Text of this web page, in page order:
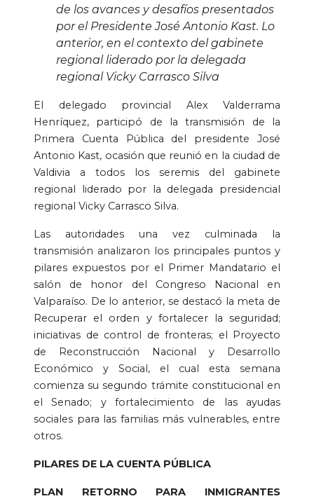
de los avances y desafíos presentados
por el Presidente José Antonio Kast. Lo
anterior, en el contexto del gabinete
regional liderado por la delegada
regional Vicky Carrasco Silva
El delegado provincial Alex Valderrama
Henríquez, participó de la transmisión de la
Primera Cuenta Pública del presidente José
Antonio Kast, ocasión que reunió en la ciudad de
Valdivia a todos los seremis del gabinete
regional liderado por la delegada presidencial
regional Vicky Carrasco Silva.
Las autoridades una vez culminada la
transmisión analizaron los principales puntos y
pilares expuestos por el Primer Mandatario el
salón de honor del Congreso Nacional en
Valparaíso. De lo anterior, se destacó la meta de
Recuperar el orden y fortalecer la seguridad;
iniciativas de control de fronteras; el Proyecto
de Reconstrucción Nacional y Desarrollo
Económico y Social, el cual esta semana
comienza su segundo trámite constitucional en
el Senado; y fortalecimiento de las ayudas
sociales para las familias más vulnerables, entre
otros.
PILARES DE LA CUENTA PÚBLICA
PLAN RETORNO PARA INMIGRANTES